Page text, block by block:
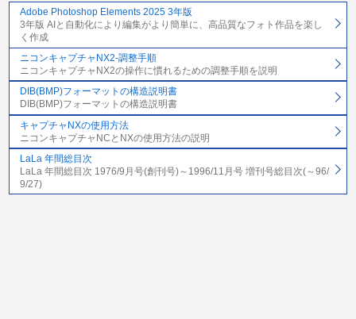
Adobe Photoshop Elements 2025 3年版
3年版 AIと自動化により編集がより簡単に、高品質なフォト作品を楽し
く作成
ニコンキャプチャNX2-調整手順
ニコンキャプチャNX2の操作に慣れるための調整手順を説明
DIB(BMP)フォーマットの構造説明書
DIB(BMP)フォーマットの構造説明書
キャプチャNXの使用方法
ニコンキャプチャNCとNXの使用方法の説明
LaLa 年間総目次
LaLa 年間総目次 1976/9月号(創刊号)～1996/11月号 増刊号総目次(～96/
9/27)